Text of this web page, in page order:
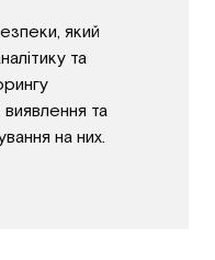
який
та
та
на них.